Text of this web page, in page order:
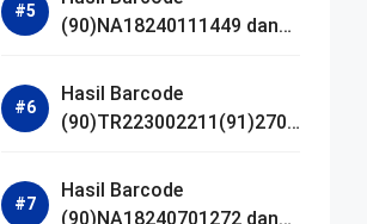
(90)NA18240111449 dan
Hasil Barcode
(90)TR223002211(91)2701
Hasil Barcode
(90)NA18240701272 dan